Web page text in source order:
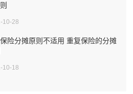
10-28
险分摊原则不适用 重复保险的分摊
10-18